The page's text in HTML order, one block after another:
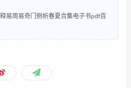
易周易奇门例析春夏合集电子书pdf百